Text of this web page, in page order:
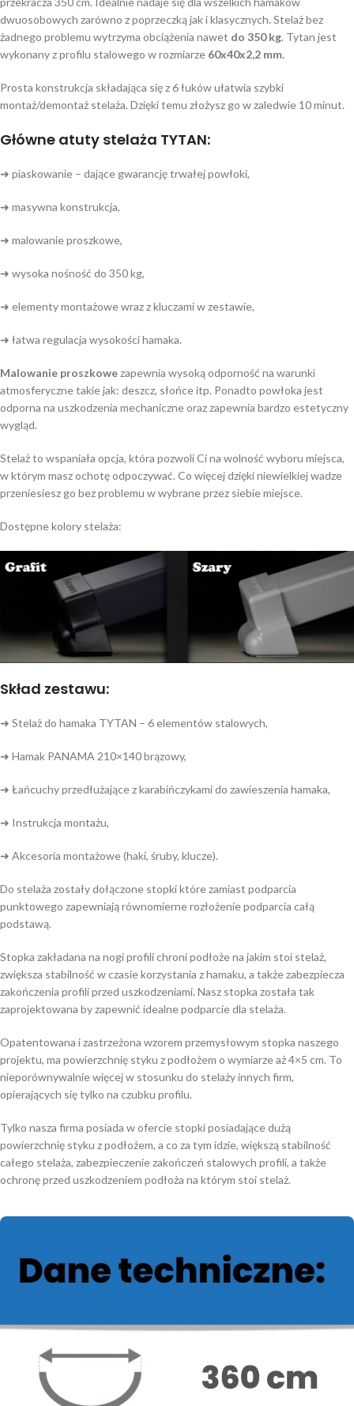
dwuosobowych zarówno z poprzeczką jak i klasycznych. Stelaż bez
żadnego problemu wytrzyma obciążenia nawet do 350 kg. Tytan jest
wykonany z profilu stalowego w rozmiarze 60x40x2,2 mm.
Prosta konstrukcja składająca się z 6 łuków ułatwia szybki
montaż/demontaż stelaża. Dzięki temu złożysz go w zaledwie 10 minut.
Główne atuty stelaża TYTAN:
➜ piaskowanie – dające gwarancję trwałej powłoki,
➜ masywna konstrukcja,
➜ malowanie proszkowe,
➜ wysoka nośność do 350 kg,
➜ elementy montażowe wraz z kluczami w zestawie,
➜ łatwa regulacja wysokości hamaka.
Malowanie proszkowezapewnia wysoką odporność na warunki
atmosferyczne takie jak: deszcz, słońce itp. Ponadto powłoka jest
odporna na uszkodzenia mechaniczne oraz zapewnia bardzo estetyczny
wygląd.
Stelaż to wspaniała opcja, która pozwoli Ci na wolność wyboru miejsca,
w którym masz ochotę odpoczywać. Co więcej dzięki niewielkiej wadze
przeniesiesz go bez problemu w wybrane przez siebie miejsce.
Dostępne kolory stelaża:
Skład zestawu:
➜ Stelaż do hamaka TYTAN – 6 elementów stalowych,
➜ Hamak PANAMA 210×140 brązowy,
➜ Łańcuchy przedłużające z karabińczykami do zawieszenia hamaka,
➜ Instrukcja montażu,
➜ Akcesoria montażowe (haki, śruby, klucze).
Do stelaża zostały dołączone stopki które zamiast podparcia
punktowego zapewniają równomierne rozłożenie podparcia całą
podstawą.
Stopka zakładana na nogi profili chroni podłoże na jakim stoi stelaż,
zwiększa stabilność w czasie korzystania z hamaku, a także zabezpiecza
zakończenia profili przed uszkodzeniami. Nasz stopka została tak
zaprojektowana by zapewnić idealne podparcie dla stelaża.
Opatentowana i zastrzeżona wzorem przemysłowym stopka naszego
projektu, ma powierzchnię styku z podłożem o wymiarze aż 4×5 cm. To
nieporównywalnie więcej w stosunku do stelaży innych firm,
opierających się tylko na czubku profilu.
Tylko nasza firma posiada w ofercie stopki posiadające dużą
powierzchnię styku z podłożem, a co za tym idzie, większą stabilność
całego stelaża, zabezpieczenie zakończeń stalowych profili, a także
ochronę przed uszkodzeniem podłoża na którym stoi stelaż.